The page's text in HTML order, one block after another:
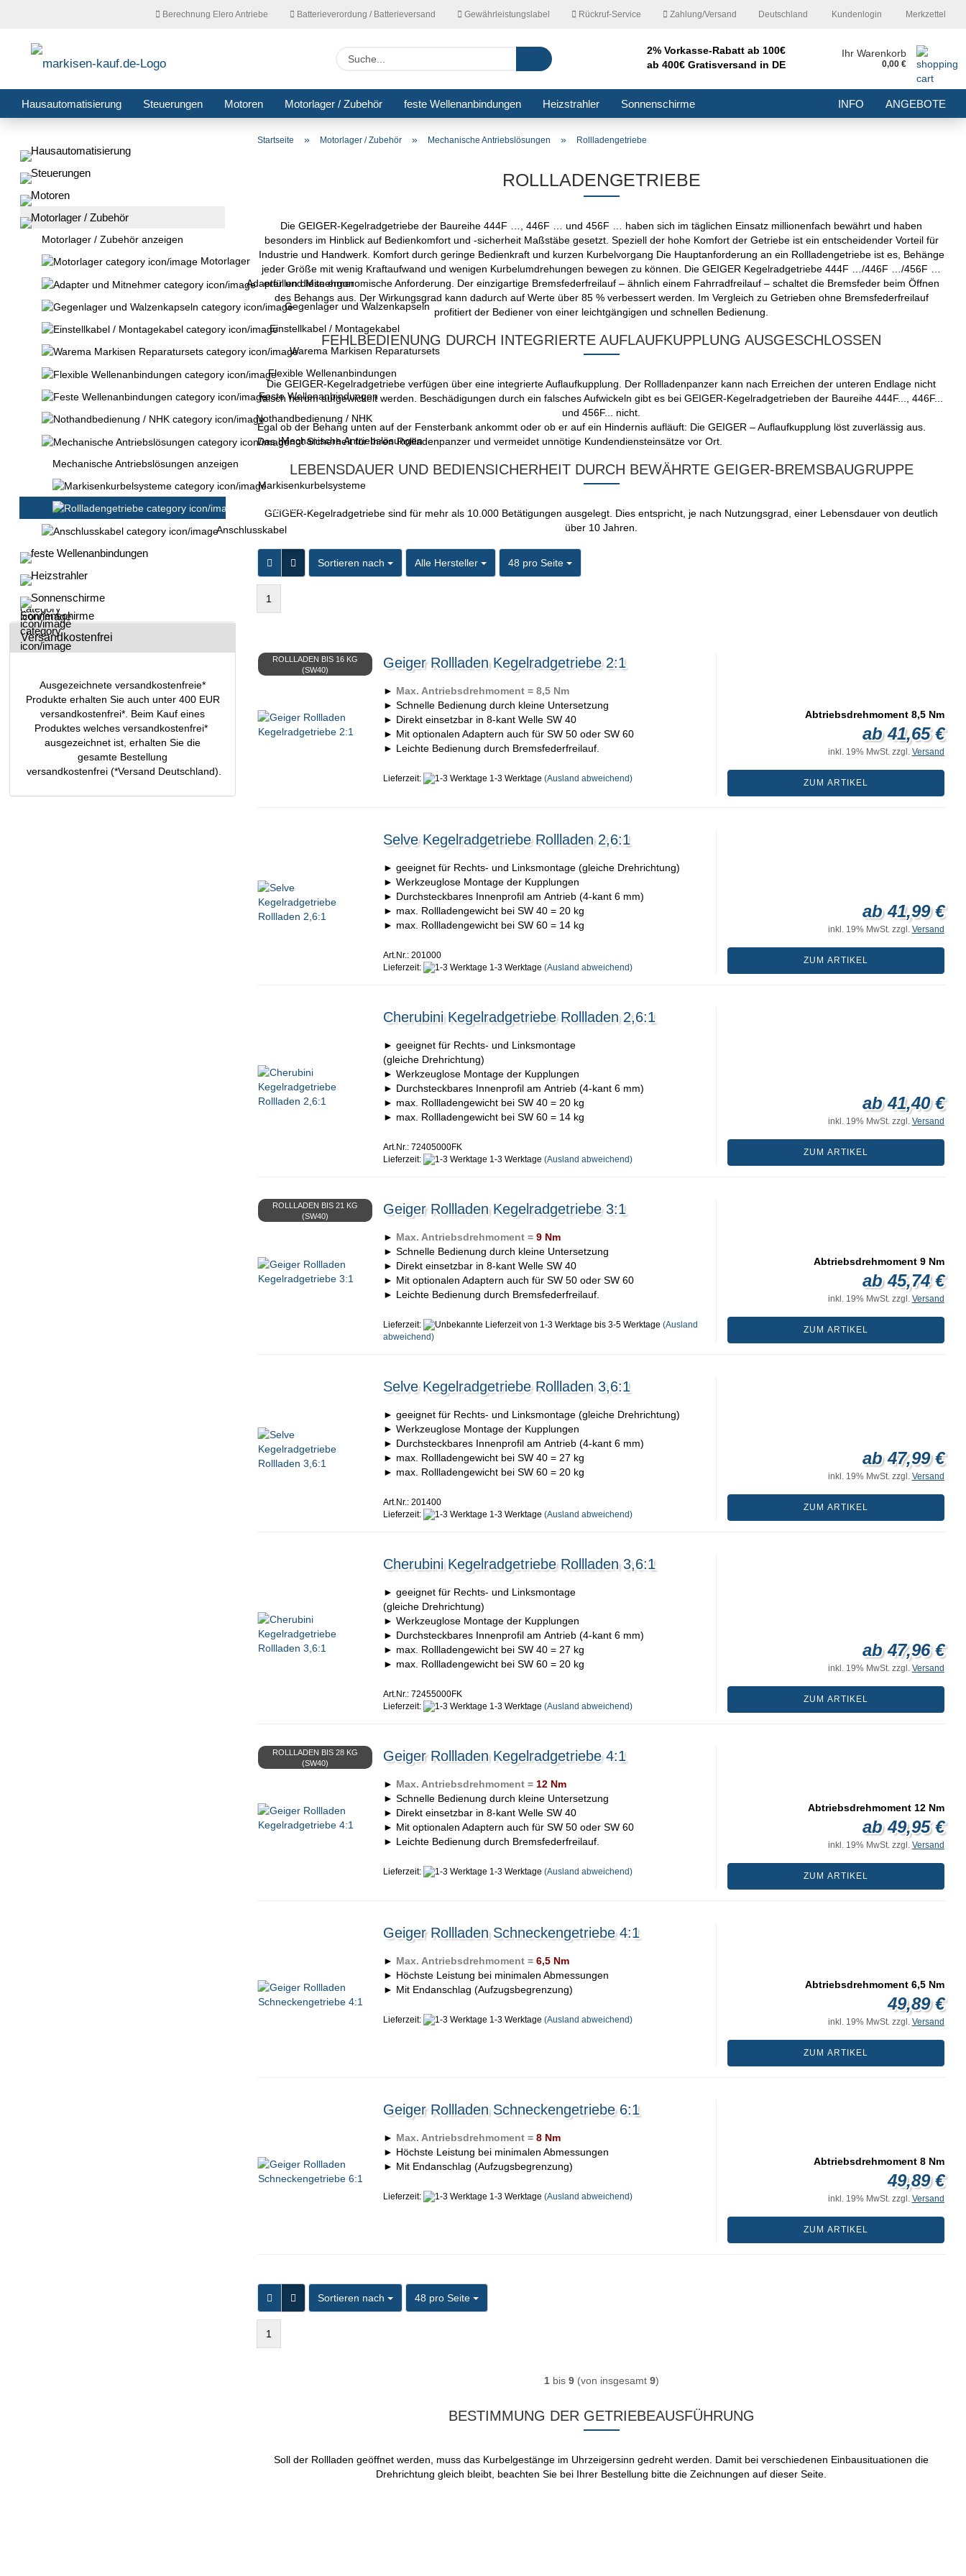
Berechnung Elero Antriebe Batterieverordung / Batterieversand Gewährleistungslabel Rückruf-Service Zahlung/Versand Deutschland
Lieferland
Kundenlogin
Passwort vergessen?
Merkzettel
Suche...
2% Vorkasse-Rabatt ab 100€
ab 400€ Gratisversand in DE
Ihr Warenkorb
0,00 €
Hausautomatisierung Steuerungen Motoren Motorlager / Zubehör feste Wellenanbindungen Heizstrahler Sonnenschirme INFO ANGEBOTE
Startseite » Motorlager / Zubehör » Mechanische Antriebslösungen » Rollladengetriebe
ROLLLADENGETRIEBE
Die GEIGER-Kegelradgetriebe der Baureihe 444F …, 446F … und 456F … haben sich im täglichen Einsatz millionenfach bewährt und haben
besonders im Hinblick auf Bedienkomfort und -sicherheit Maßstäbe gesetzt. Speziell der hohe Komfort der Getriebe ist ein entscheidender Vorteil für
Industrie und Handwerk. Komfort durch geringe Bedienkraft und kurzen Kurbelvorgang Die Hauptanforderung an ein Rollladengetriebe ist es, Behänge
jeder Größe mit wenig Kraftaufwand und wenigen Kurbelumdrehungen bewegen zu können. Die GEIGER Kegelradgetriebe 444F …/446F …/456F …
erfüllen diese ergonomische Anforderung. Der einzigartige Bremsfederfreilauf – ähnlich einem Fahrradfreilauf – schaltet die Bremsfeder beim Öffnen
des Behangs aus. Der Wirkungsgrad kann dadurch auf Werte über 85 % verbessert werden. Im Vergleich zu Getrieben ohne Bremsfederfreilauf
profitiert der Bediener von einer leichtgängigen und schnellen Bedienung.
FEHLBEDIENUNG DURCH INTEGRIERTE AUFLAUFKUPPLUNG AUSGESCHLOSSEN
Die GEIGER-Kegelradgetriebe verfügen über eine integrierte Auflaufkupplung. Der Rollladenpanzer kann nach Erreichen der unteren Endlage nicht
falsch herum aufgewickelt werden. Beschädigungen durch ein falsches Aufwickeln gibt es bei GEIGER-Kegelradgetrieben der Baureihe 444F..., 446F...
und 456F... nicht.
Egal ob der Behang unten auf der Fensterbank ankommt oder ob er auf ein Hindernis aufläuft: Die GEIGER – Auflaufkupplung löst zuverlässig aus.
Das bringt Sicherheit für Ihren Rollladenpanzer und vermeidet unnötige Kundendiensteinsätze vor Ort.
LEBENSDAUER UND BEDIENSICHERHEIT DURCH BEWÄHRTE GEIGER-BREMSBAUGRUPPE
GEIGER-Kegelradgetriebe sind für mehr als 10.000 Betätigungen ausgelegt. Dies entspricht, je nach Nutzungsgrad, einer Lebensdauer von deutlich
über 10 Jahren.
Sortieren nach
Sortieren nach Alle Hersteller
pro Seite 48 pro Seite
pro Seite
1
ROLLLADEN BIS 16 KG
(SW40)
Geiger Rollladen Kegelradgetriebe 2:1
► Max. Antriebsdrehmoment = 8,5 Nm
► Schnelle Bedienung durch kleine Untersetzung
► Direkt einsetzbar in 8-kant Welle SW 40
► Mit optionalen Adaptern auch für SW 50 oder SW 60
► Leichte Bedienung durch Bremsfederfreilauf.
Lieferzeit: 1-3 Werktage (Ausland abweichend)
Abtriebsdrehmoment 8,5 Nm
ab 41,65 €
inkl. 19% MwSt. zzgl. Versand
ZUM ARTIKEL
Selve Kegelradgetriebe Rollladen 2,6:1
► geeignet für Rechts- und Linksmontage (gleiche Drehrichtung)
► Werkzeuglose Montage der Kupplungen
► Durchsteckbares Innenprofil am Antrieb (4-kant 6 mm)
► max. Rollladengewicht bei SW 40 = 20 kg
► max. Rollladengewicht bei SW 60 = 14 kg
Art.Nr.: 201000
Lieferzeit:
1-3 Werktage (Ausland abweichend)
ab 41,99 €
inkl. 19% MwSt. zzgl. Versand
ZUM ARTIKEL
Cherubini Kegelradgetriebe Rollladen 2,6:1
► geeignet für Rechts- und Linksmontage
(gleiche Drehrichtung)
► Werkzeuglose Montage der Kupplungen
► Durchsteckbares Innenprofil am Antrieb (4-kant 6 mm)
► max. Rollladengewicht bei SW 40 = 20 kg
► max. Rollladengewicht bei SW 60 = 14 kg
Art.Nr.: 72405000FK
Lieferzeit:
1-3 Werktage (Ausland abweichend)
ab 41,40 €
inkl. 19% MwSt. zzgl. Versand
ZUM ARTIKEL
ROLLLADEN BIS 21 KG
(SW40)
Geiger Rollladen Kegelradgetriebe 3:1
► Max. Antriebsdrehmoment = 9 Nm
► Schnelle Bedienung durch kleine Untersetzung
► Direkt einsetzbar in 8-kant Welle SW 40
► Mit optionalen Adaptern auch für SW 50 oder SW 60
► Leichte Bedienung durch Bremsfederfreilauf.
Lieferzeit: von 1-3 Werktage bis 3-5 Werktage (Ausland
abweichend)
Abtriebsdrehmoment 9 Nm
ab 45,74 €
inkl. 19% MwSt. zzgl. Versand
ZUM ARTIKEL
Selve Kegelradgetriebe Rollladen 3,6:1
► geeignet für Rechts- und Linksmontage (gleiche Drehrichtung)
► Werkzeuglose Montage der Kupplungen
► Durchsteckbares Innenprofil am Antrieb (4-kant 6 mm)
► max. Rollladengewicht bei SW 40 = 27 kg
► max. Rollladengewicht bei SW 60 = 20 kg
Art.Nr.: 201400
Lieferzeit:
1-3 Werktage (Ausland abweichend)
ab 47,99 €
inkl. 19% MwSt. zzgl. Versand
ZUM ARTIKEL
Cherubini Kegelradgetriebe Rollladen 3,6:1
► geeignet für Rechts- und Linksmontage
(gleiche Drehrichtung)
► Werkzeuglose Montage der Kupplungen
► Durchsteckbares Innenprofil am Antrieb (4-kant 6 mm)
► max. Rollladengewicht bei SW 40 = 27 kg
► max. Rollladengewicht bei SW 60 = 20 kg
Art.Nr.: 72455000FK
Lieferzeit:
1-3 Werktage (Ausland abweichend)
ab 47,96 €
inkl. 19% MwSt. zzgl. Versand
ZUM ARTIKEL
ROLLLADEN BIS 28 KG
(SW40)
Geiger Rollladen Kegelradgetriebe 4:1
► Max. Antriebsdrehmoment = 12 Nm
► Schnelle Bedienung durch kleine Untersetzung
► Direkt einsetzbar in 8-kant Welle SW 40
► Mit optionalen Adaptern auch für SW 50 oder SW 60
► Leichte Bedienung durch Bremsfederfreilauf.
Lieferzeit: 1-3 Werktage (Ausland abweichend)
Abtriebsdrehmoment 12 Nm
ab 49,95 €
inkl. 19% MwSt. zzgl. Versand
ZUM ARTIKEL
Geiger Rollladen Schneckengetriebe 4:1
► Max. Antriebsdrehmoment = 6,5 Nm
► Höchste Leistung bei minimalen Abmessungen
► Mit Endanschlag (Aufzugsbegrenzung)
Lieferzeit: 1-3 Werktage (Ausland abweichend)
Abtriebsdrehmoment 6,5 Nm
49,89 €
inkl. 19% MwSt. zzgl. Versand
ZUM ARTIKEL
Geiger Rollladen Schneckengetriebe 6:1
► Max. Antriebsdrehmoment = 8 Nm
► Höchste Leistung bei minimalen Abmessungen
► Mit Endanschlag (Aufzugsbegrenzung)
Lieferzeit: 1-3 Werktage (Ausland abweichend)
Abtriebsdrehmoment 8 Nm
49,89 €
inkl. 19% MwSt. zzgl. Versand
ZUM ARTIKEL
Sortieren nach
Sortieren nach 48 pro Seite
pro Seite
1
1bis 9(von insgesamt 9)
BESTIMMUNG DER GETRIEBEAUSFÜHRUNG
Soll der Rollladen geöffnet werden, muss das Kurbelgestänge im Uhrzeigersinn gedreht werden. Damit bei verschiedenen Einbausituationen die
Drehrichtung gleich bleibt, beachten Sie bei Ihrer Bestellung bitte die Zeichnungen auf dieser Seite.
Hausautomatisierung
Steuerungen
Motoren
Motorlager / Zubehör
Motorlager / Zubehör anzeigen
Motorlager
Adapter und Mitnehmer
Gegenlager und Walzenkapseln
Einstellkabel / Montagekabel
Warema Markisen Reparatursets
Flexible Wellenanbindungen
Feste Wellenanbindungen
Nothandbedienung / NHK
Mechanische Antriebslösungen
Mechanische Antriebslösungen anzeigen
Markisenkurbelsysteme
Rollladengetriebe
Anschlusskabel
feste Wellenanbindungen
Heizstrahler
Sonnenschirme
Versandkostenfrei
Ausgezeichnete versandkostenfreie*
Produkte erhalten Sie auch unter 400 EUR
versandkostenfrei*. Beim Kauf eines
Produktes welches versandkostenfrei*
ausgezeichnet ist, erhalten Sie die
gesamte Bestellung
versandkostenfrei (*Versand Deutschland).